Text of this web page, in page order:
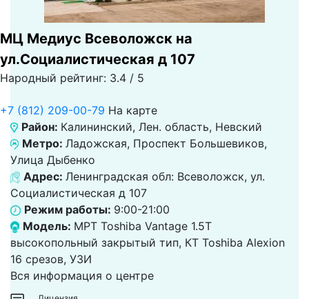
МЦ Медиус Всеволожск на
ул.Социалистическая д 107
Народный рейтинг: 3.4 / 5
+7 (812) 209-00-79 На карте
Район: Калининский, Лен. область, Невский
Метро: Ладожская, Проспект Большевиков,
Улица Дыбенко
Адрес: Ленинградская обл: Всеволожск, ул.
Социалистическая д 107
Режим работы: 9:00-21:00
Модель: МРТ Toshiba Vantage 1.5T
высокопольный закрытый тип, КТ Toshiba Alexion
16 срезов, УЗИ
Вся информация о центре